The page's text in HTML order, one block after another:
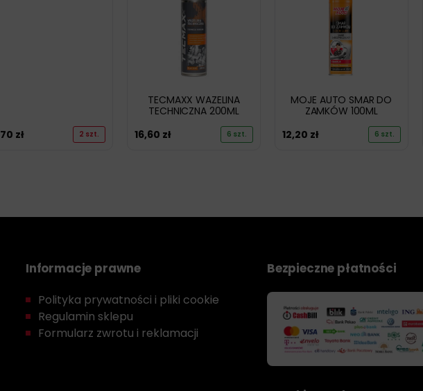
zł 2 szt.
TECMAXX WAZELINA
TECHNICZNA 200ML
16,60 zł 6 szt.
MOJE AUTO SMAR DO
ZAMKÓW 100ML
12,20 zł 6 szt.
Informacje prawne
Polityka prywatności i pliki cookie
Regulamin sklepu
Formularz zwrotu i reklamacji
Bezpieczne płatności